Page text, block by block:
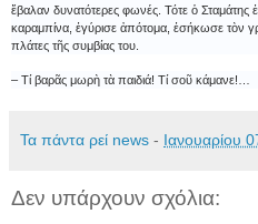
ἔβαλαν δυνατότερες φωνές. Τότε ὁ Σταμάτης
καραμπίνα, ἐγύρισε ἀπότομα, ἐσήκωσε τὸν
πλάτες τῆς συμβίας του.
– Τί βαρᾶς μωρὴ τὰ παιδιά! Τί σοῦ κάμανε!…
Τα πάντα ρεί news - Ιανουαρίου
Δεν υπάρχουν σχόλια: